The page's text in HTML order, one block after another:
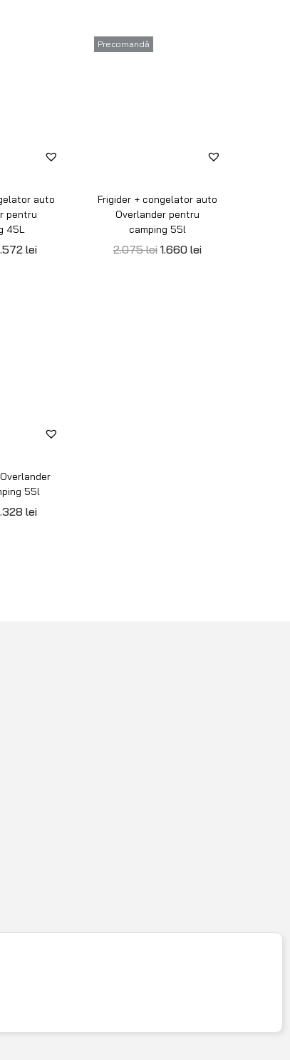
auto
pentru
45L
lei
Precomandă
Frigider + congelator auto
Overlander pentru
camping 55l
2.075lei 1.660 lei
55l
lei